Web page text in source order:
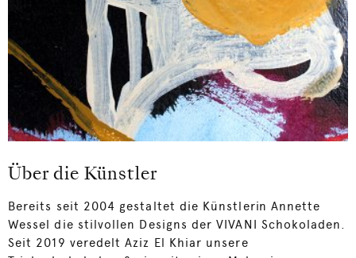
Über die Künstler
Bereits seit 2004 gestaltet die Künstlerin Annette
Wessel die stilvollen Designs der VIVANI Schokoladen.
Seit 2019 veredelt Aziz El Khiar unsere